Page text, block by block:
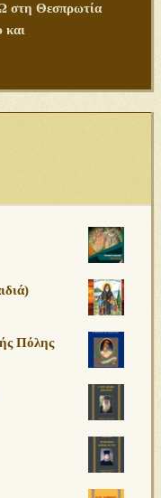
στη Θεσπρωτία
και
Πόλης